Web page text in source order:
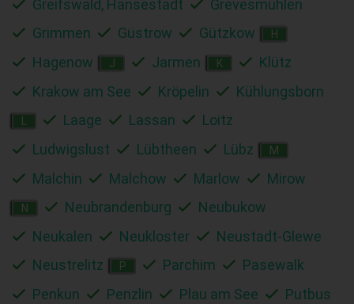
Greifswald, Hansestadt
Grevesmühlen
Grimmen
Güstrow Gützkow H
Hagenow J Jarmen K
Klütz
Krakow am See
Kröpelin Kühlungsborn
Laage Lassan
Loitz
Ludwigslust
Lübtheen Lübz M
Malchin Malchow Marlow Mirow
N Neubrandenburg
Neubukow
Neukalen
Neukloster
Neustadt-Glewe
Neustrelitz
P Parchim
Pasewalk
Penkun
Penzlin Plau am See Putbus